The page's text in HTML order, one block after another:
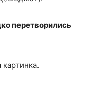
перетворились